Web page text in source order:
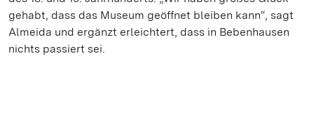
gehabt, dass das Museum geöffnet bleiben kann“, sagt
Almeida und ergänzt erleichtert, dass in Bebenhausen
nichts passiert sei.